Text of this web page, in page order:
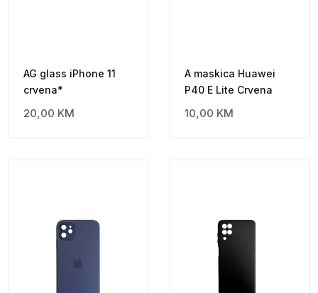
AG glass iPhone 11
crvena*
20,00 KM
A maskica Huawei
P40 E Lite Crvena
10,00 KM